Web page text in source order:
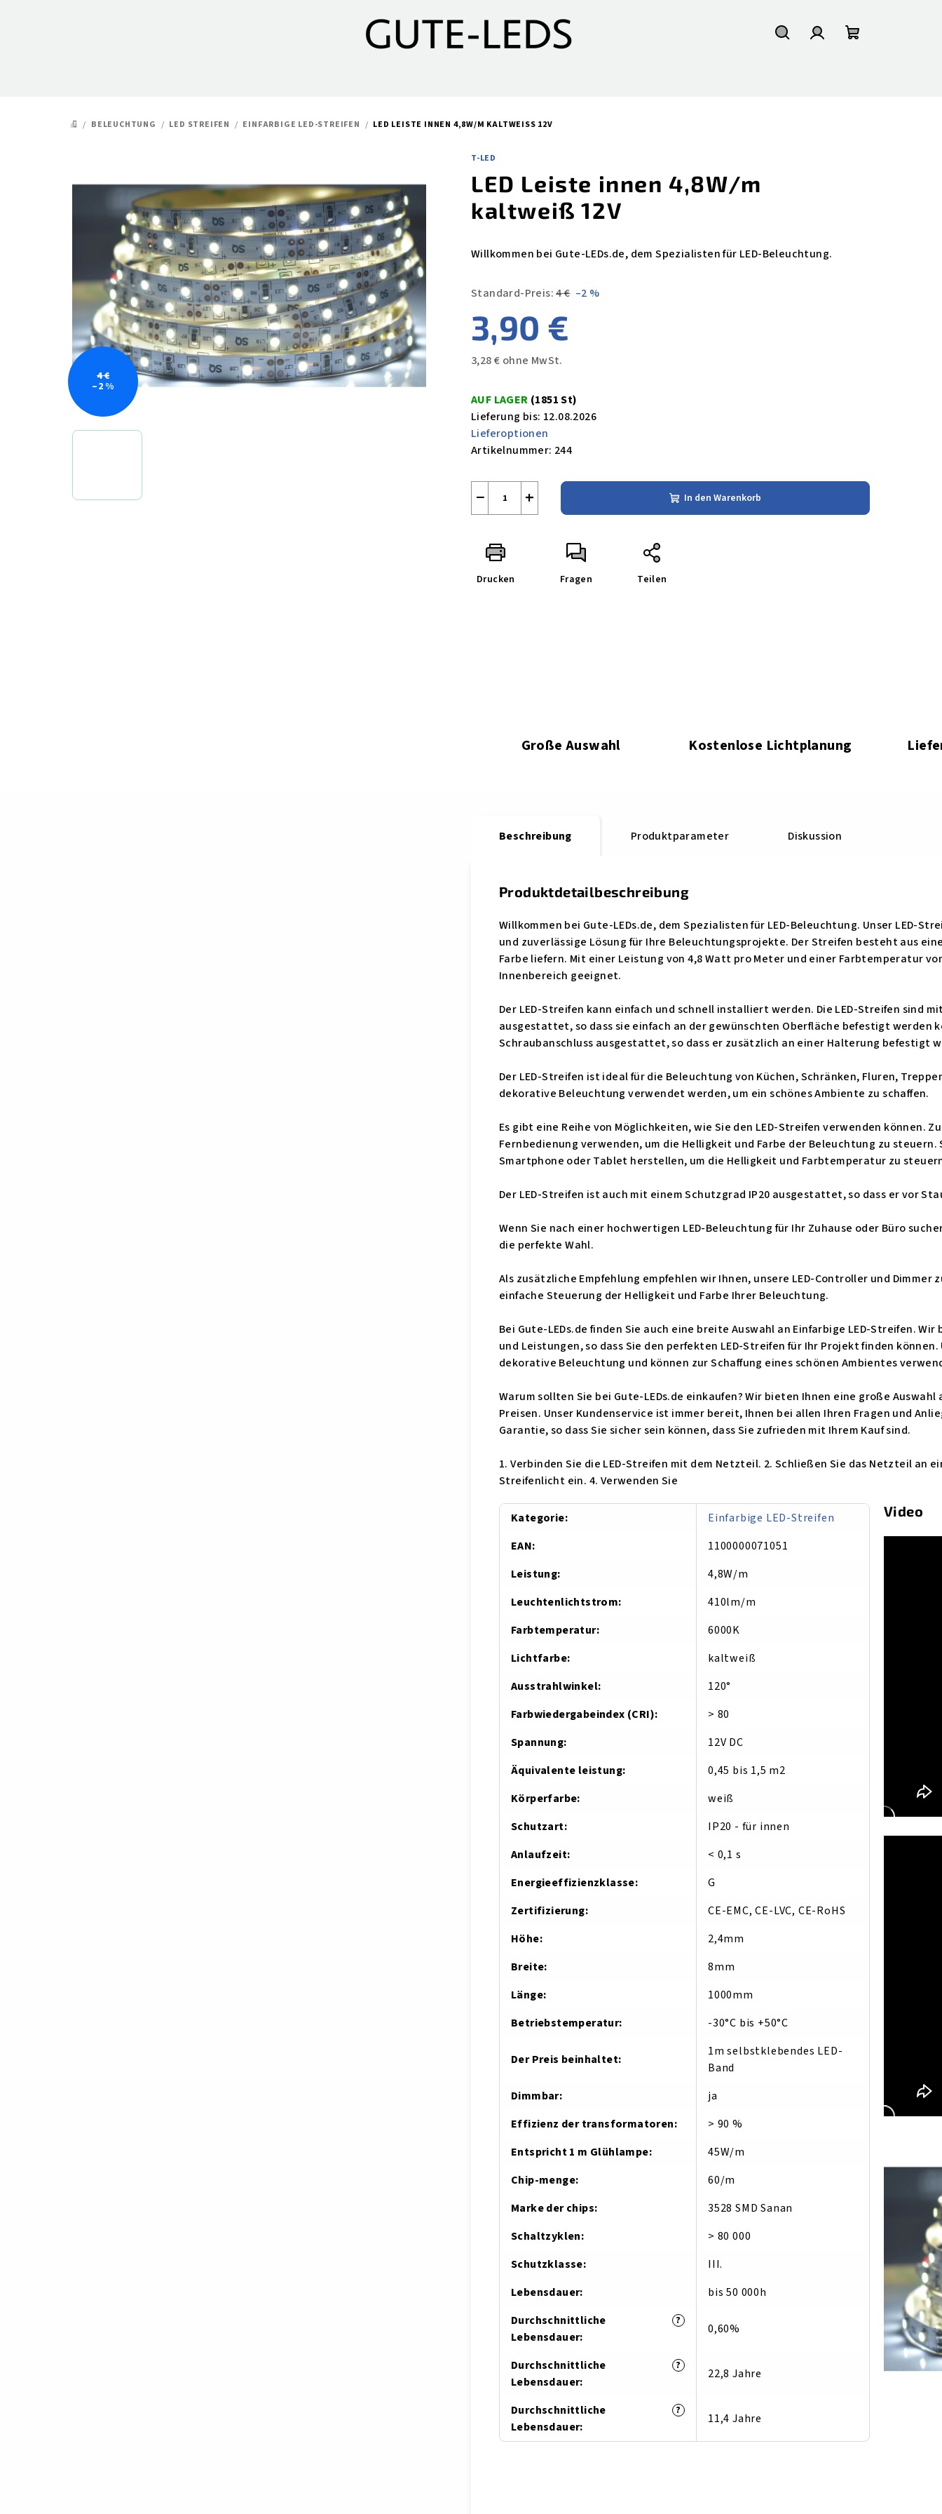
STARTSEITE
/ BELEUCHTUNG / LED STREIFEN / EINFARBIGE LED-STREIFEN / LED LEISTE INNEN 4,8W/M KALTWEISS 12V
T-LED
LED Leiste innen 4,8W/m
kaltweiß 12V
Willkommen bei Gute-LEDs.de, dem Spezialisten für LED-Beleuchtung.
Standard-Preis: 4 € –2 %
3,90 €
3,28 € ohne MwSt.
AUF LAGER (1851 St)
Lieferung bis: 12.08.2026
Lieferoptionen
Artikelnummer: 244
+
− In den Warenkorb
Drucken Fragen Teilen
4 €
–2 %
Große Auswahl Kostenlose Lichtplanung
Beschreibung Produktparameter Diskussion
Produktdetailbeschreibung
Willkommen bei Gute-LEDs.de, dem Spezialisten für LED-Beleuchtung. Unser LED-
und zuverlässige Lösung für Ihre Beleuchtungsprojekte. Der Streifen besteht aus
Farbe liefern. Mit einer Leistung von 4,8 Watt pro Meter und einer Farbtemperatur
Innenbereich geeignet.
Der LED-Streifen kann einfach und schnell installiert werden. Die LED-Streifen sind
ausgestattet, so dass sie einfach an der gewünschten Oberfläche befestigt werden
Schraubanschluss ausgestattet, so dass er zusätzlich an einer Halterung befestigt
Der LED-Streifen ist ideal für die Beleuchtung von Küchen, Schränken, Fluren,
dekorative Beleuchtung verwendet werden, um ein schönes Ambiente zu schaffen.
Es gibt eine Reihe von Möglichkeiten, wie Sie den LED-Streifen verwenden können.
Fernbedienung verwenden, um die Helligkeit und Farbe der Beleuchtung zu steuern.
Smartphone oder Tablet herstellen, um die Helligkeit und Farbtemperatur zu
Der LED-Streifen ist auch mit einem Schutzgrad IP20 ausgestattet, so dass er vor
Wenn Sie nach einer hochwertigen LED-Beleuchtung für Ihr Zuhause oder Büro
die perfekte Wahl.
Als zusätzliche Empfehlung empfehlen wir Ihnen, unsere LED-Controller und
einfache Steuerung der Helligkeit und Farbe Ihrer Beleuchtung.
Bei Gute-LEDs.de finden Sie auch eine breite Auswahl an Einfarbige LED-Streifen.
und Leistungen, so dass Sie den perfekten LED-Streifen für Ihr Projekt finden
dekorative Beleuchtung und können zur Schaffung eines schönen Ambientes
Warum sollten Sie bei Gute-LEDs.de einkaufen? Wir bieten Ihnen eine große
Preisen. Unser Kundenservice ist immer bereit, Ihnen bei allen Ihren Fragen und
Garantie, so dass Sie sicher sein können, dass Sie zufrieden mit Ihrem Kauf sind.
1. Verbinden Sie die LED-Streifen mit dem Netzteil. 2. Schließen Sie das Netzteil an
Streifenlicht ein. 4. Verwenden Sie
Kategorie:
Einfarbige LED-Streifen
EAN:
1100000071051
Leistung:
4,8W/m
Leuchtenlichtstrom:
410lm/m
Farbtemperatur:
6000K
Lichtfarbe:
kaltweiß
Ausstrahlwinkel:
120°
Farbwiedergabeindex (CRI):
> 80
Spannung:
12V DC
Äquivalente leistung:
0,45 bis 1,5 m2
Körperfarbe:
weiß
Schutzart:
IP20 - für innen
Anlaufzeit:
< 0,1 s
Energieeffizienzklasse:
G
Zertifizierung:
CE-EMC, CE-LVC, CE-RoHS
Höhe:
2,4mm
Breite:
8mm
Länge:
1000mm
Betriebstemperatur: -30°C bis +50°C
Der Preis beinhaltet:
1m selbstklebendes LED-
Band
Dimmbar:
ja
Effizienz der transformatoren:
> 90 %
Entspricht 1 m Glühlampe:
45W/m
Chip-menge:
60/m
Marke der chips:
3528 SMD Sanan
Schaltzyklen:
> 80 000
Schutzklasse:
III.
Lebensdauer: bis 50 000h
?
Durchschnittliche
Lebensdauer:
0,60%
?
Durchschnittliche
Lebensdauer:
22,8 Jahre
?
Durchschnittliche
Lebensdauer:
11,4 Jahre
Video